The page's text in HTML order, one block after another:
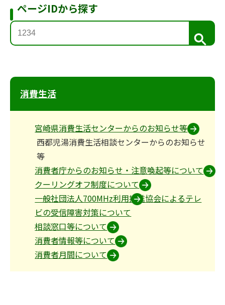
ページIDから探す
検
索
消費生活
宮崎県消費生活センターからのお知らせ等
西都児湯消費生活相談センターからのお知らせ
等
消費者庁からのお知らせ・注意喚起等について
クーリングオフ制度について
一般社団法人700MHz利用推進協会によるテレ
ビの受信障害対策について
相談窓口等について
消費者情報等について
消費者月間について